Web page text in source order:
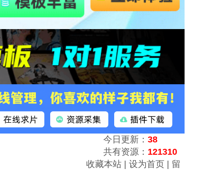
今日更新： 38
共有资源： 121310
收藏本站
设为首页
留